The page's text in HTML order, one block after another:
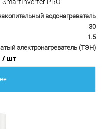
SmartInverter PRO
водонагреватель
30
1.5
электронагреватель (ТЭН)
/ шт